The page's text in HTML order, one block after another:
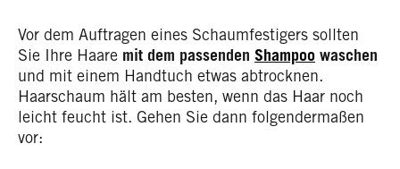
Vor dem Auftragen eines Schaumfestigers sollten
Sie Ihre Haare mit dem passenden Shampoo waschen
und mit einem Handtuch etwas abtrocknen.
Haarschaum hält am besten, wenn das Haar noch
leicht feucht ist. Gehen Sie dann folgendermaßen
vor: